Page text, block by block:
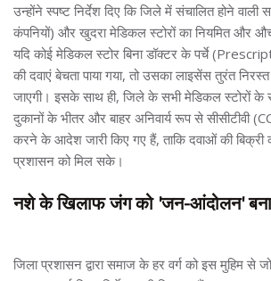
उन्होंने स्पष्ट निर्देश दिए कि जिले में संचालित होने वाली
कंपनियों) और खुदरा मेडिकल स्टोरों का नियमित और
यदि कोई मेडिकल स्टोर बिना डॉक्टर के पर्चे
की दवाएं बेचता पाया गया, तो उसका लाइसेंस तुरंत
जाएगी। इसके साथ ही, जिले के सभी मेडिकल स्टोरों
दुकानों के भीतर और बाहर अनिवार्य रूप से सीसीटीवी
करने के आदेश जारी किए गए हैं, ताकि दवाओं की बिक्री की
प्रशासन को मिल सके।
नशे के खिलाफ जंग को 'जन-आंदोलन'
जिला प्रशासन द्वारा समाज के हर वर्ग को इस मुहिम से